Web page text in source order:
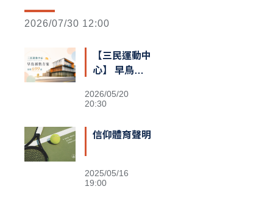
2026/07/30 12:00
【三民運動中
心】 早鳥預
2026/05/20
20:30
信仰體育聲明
2025/05/16
19:00